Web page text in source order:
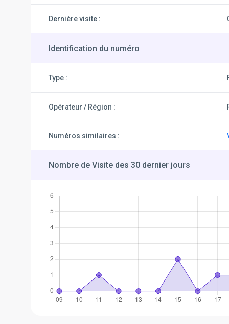
Dernière visite :
Identification du numéro
Type :
Opérateur / Région :
Numéros similaires :
Nombre de Visite des 30 dernier jours